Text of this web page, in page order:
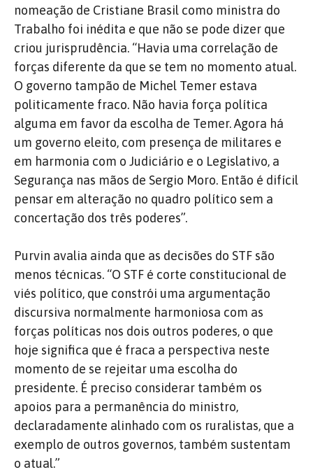
nomeação de Cristiane Brasil como ministra do
Trabalho foi inédita e que não se pode dizer que
criou jurisprudência. “Havia uma correlação de
forças diferente da que se tem no momento atual.
O governo tampão de Michel Temer estava
politicamente fraco. Não havia força política
alguma em favor da escolha de Temer. Agora há
um governo eleito, com presença de militares e
em harmonia com o Judiciário e o Legislativo, a
Segurança nas mãos de Sergio Moro. Então é difícil
pensar em alteração no quadro político sem a
concertação dos três poderes”.
Purvin avalia ainda que as decisões do STF são
menos técnicas. “O STF é corte constitucional de
viés político, que constrói uma argumentação
discursiva normalmente harmoniosa com as
forças políticas nos dois outros poderes, o que
hoje significa que é fraca a perspectiva neste
momento de se rejeitar uma escolha do
presidente. É preciso considerar também os
apoios para a permanência do ministro,
declaradamente alinhado com os ruralistas, que a
exemplo de outros governos, também sustentam
o atual.”